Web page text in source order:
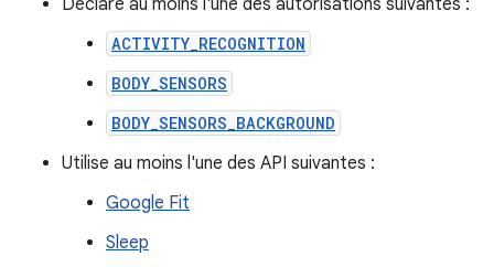
Déclare au moins l'une des autorisations suivantes :
ACTIVITY_RECOGNITION
BODY_SENSORS
BODY_SENSORS_BACKGROUND
Utilise au moins l'une des API suivantes :
Google Fit
Sleep